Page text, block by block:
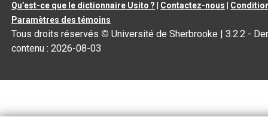
Qu’est-ce que le dictionnaire Usito ? Contactez-nous
Paramètres des témoins
Tous droits réservés © Université de Sherbrooke |3.2.2 -
contenu :2026-08-03